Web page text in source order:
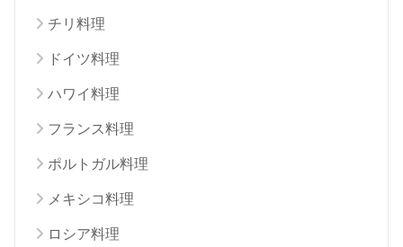
チリ料理
ドイツ料理
ハワイ料理
フランス料理
ポルトガル料理
メキシコ料理
ロシア料理